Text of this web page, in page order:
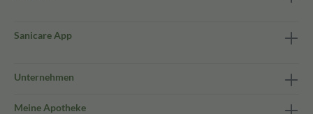
Sanicare App
Unternehmen
Meine Apotheke